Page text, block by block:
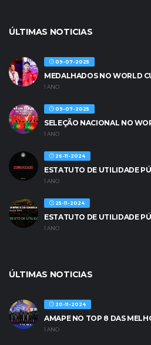
ÚLTIMAS NOTICIAS
09-07-2025
MEDALHADOS NO WORLD
1 ANO
09-07-2025
SELEÇÃO NACIONAL NO
1 ANO
26-11-2024
ESTATUTO DE UTILIDADE
1 ANO
25-11-2024
ESTATUTO DE UTILIDADE
1 ANO
ÚLTIMAS NOTICIAS
20-11-2024
AMAPE NO TOP 8 DAS
1 ANO